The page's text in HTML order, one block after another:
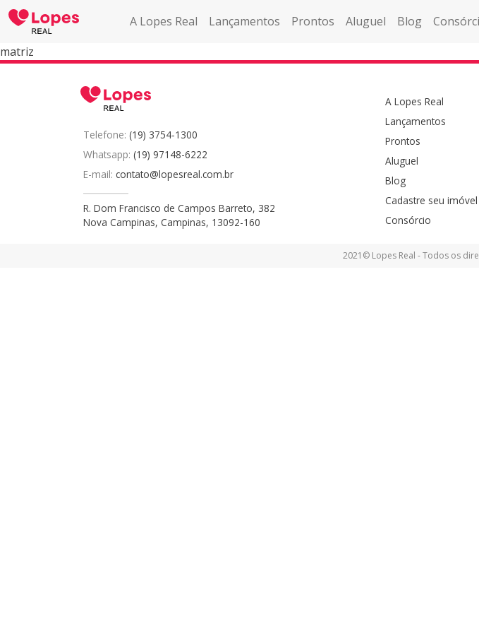
A Lopes Real Lançamentos Prontos Aluguel Blog
matriz
Telefone: (19) 3754-1300
Whatsapp: (19) 97148-6222
E-mail: contato@lopesreal.com.br
R. Dom Francisco de Campos Barreto, 382
Nova Campinas, Campinas, 13092-160
A Lopes Real
Lançamentos
Prontos
Aluguel
Blog
Cadastre seu imóvel
Consórcio
2021© Lopes Real - Todos os